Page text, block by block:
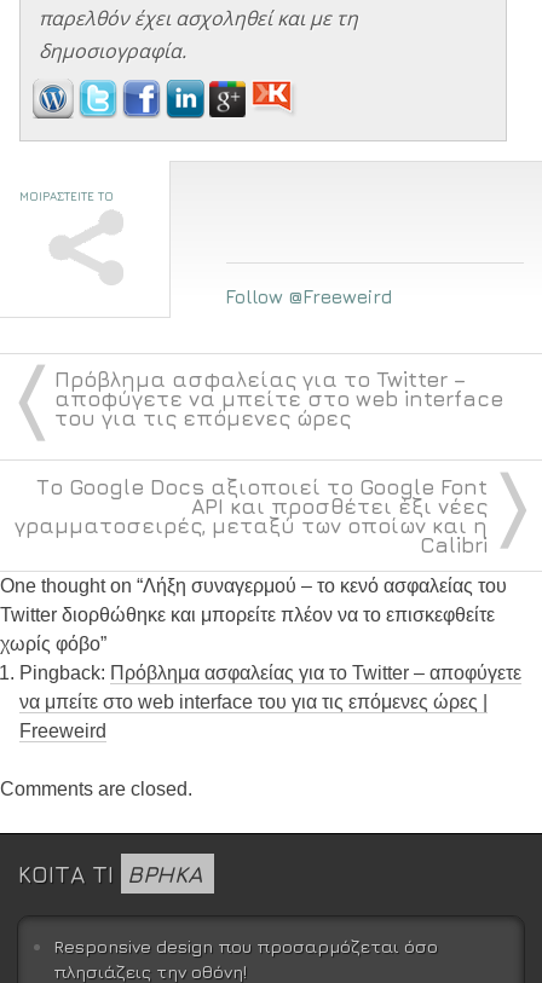
παρελθόν έχει ασχοληθεί και με τη
δημοσιογραφία.
ΜΟΙΡΑΣΤΕΙΤΕ ΤΟ
Follow @Freeweird
〈 Πρόβλημα ασφαλείας για το Twitter –
αποφύγετε να μπείτε στο web interface
του για τις επόμενες ώρες
〉
Το Google Docs αξιοποιεί το Google Font
API και προσθέτει έξι νέες
γραμματοσειρές, μεταξύ των οποίων και η
Calibri
One thought on “Λήξη συναγερμού – το κενό ασφαλείας του
Twitter διορθώθηκε και μπορείτε πλέον να το επισκεφθείτε
χωρίς φόβο”
Pingback: Πρόβλημα ασφαλείας για το Twitter – αποφύγετε
να μπείτε στο web interface του για τις επόμενες ώρες |
Freeweird
Comments are closed.
ΚΟΙΤΑ ΤΙ ΒΡΗΚΑ
Responsive design που προσαρμόζεται όσο
πλησιάζεις την οθόνη!